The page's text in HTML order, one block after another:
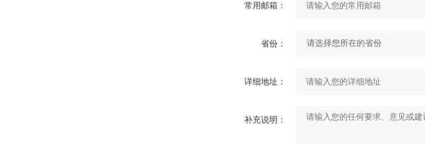
常用邮箱：
省份：
详细地址：
补充说明：